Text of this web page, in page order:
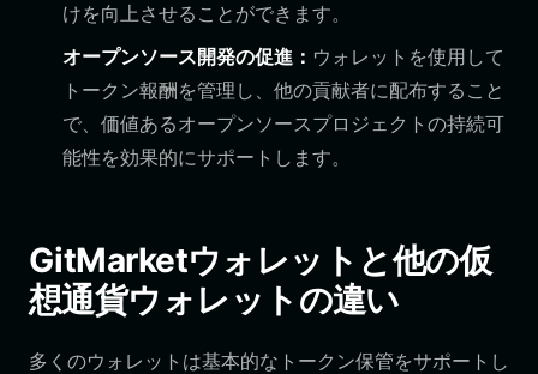
けを向上させることができます。
オープンソース開発の促進： ウォレットを使用して
トークン報酬を管理し、他の貢献者に配布すること
で、価値あるオープンソースプロジェクトの持続可
能性を効果的にサポートします。
GitMarketウォレットと他の仮
想通貨ウォレットの違い
多くのウォレットは基本的なトークン保管をサポートし